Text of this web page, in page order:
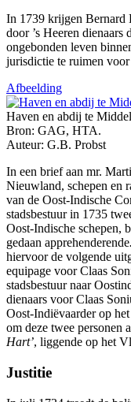
In 1739 krijgen Bernard
door ’s Heeren dienaars
ongebonden leven
jurisdictie te ruimen voor
Afbeelding
Haven en abdij te
Bron: GAG, HTA.
Auteur: G.B. Probst
In een brief aan mr.
Nieuwland, schepen en
van de Oost-Indische
stadsbestuur in 1735
Oost-Indische schepen,
gedaan apprehenderende.
hiervoor de volgende
equipage voor Claas
stadsbestuur naar
dienaars voor Claas
Oost-Indiëvaarder op
om deze twee personen
Hart’, liggende op het
Justitie